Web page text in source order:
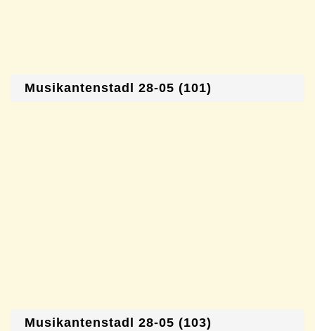
Musikantenstadl 28-05 (101)
Musikantenstadl 28-05 (103)